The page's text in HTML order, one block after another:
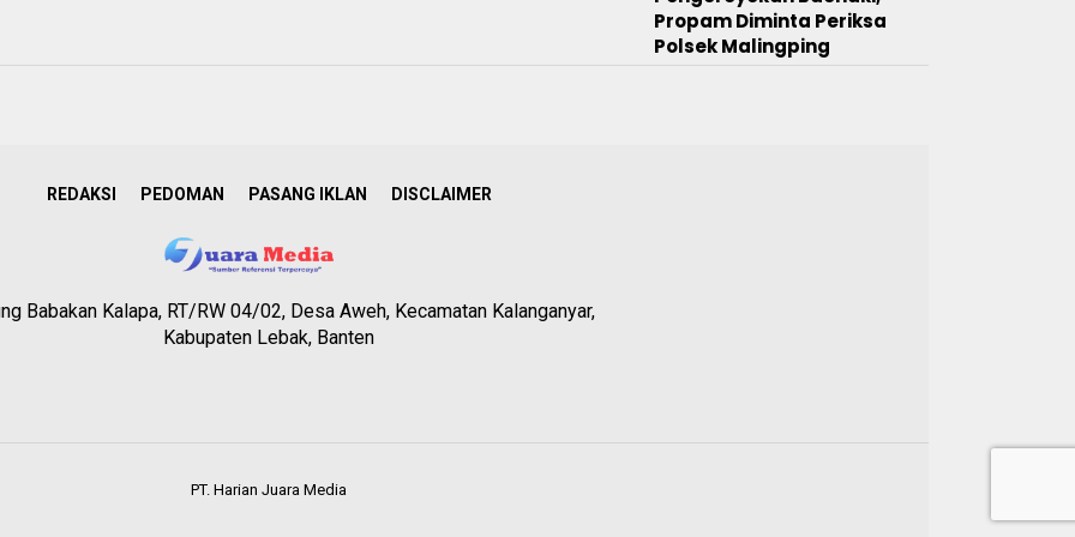
Propam Diminta Periksa
Polsek Malingping
REDAKSI PEDOMAN PASANG IKLAN DISCLAIMER
Babakan Kalapa, RT/RW 04/02, Desa Aweh, Kecamatan Kalanganyar,
Kabupaten Lebak, Banten
PT. Harian Juara Media